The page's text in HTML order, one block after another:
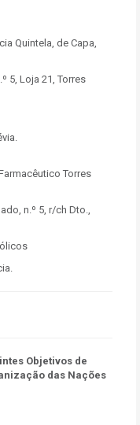
Quintela, de Capa,
5, Loja 21, Torres
Torres
n.º 5, r/ch Dto.,
Objetivos de
das Nações